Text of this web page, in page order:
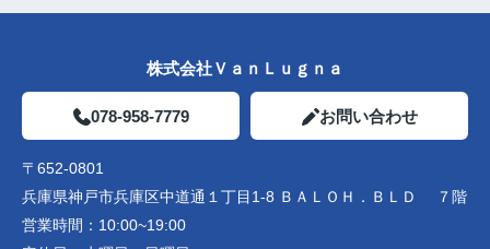
株式会社ＶａｎＬｕｇｎａ
078-958-7779 お問い合わせ
〒652-0801
兵庫県神戸市兵庫区中道通１丁目1-8 ＢＡＬＯＨ．ＢＬＤ ７階
営業時間： 10:00~19:00